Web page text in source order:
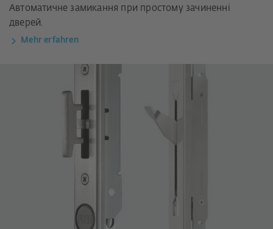
Автоматичне замикання при простому зачиненні
дверей.
Mehr erfahren